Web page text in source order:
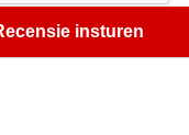
insturen